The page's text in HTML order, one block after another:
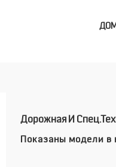
Дорожная И
Показаны модели в